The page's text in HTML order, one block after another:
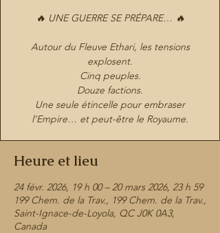
🔥 UNE GUERRE SE PRÉPARE… 🔥
Autour du Fleuve Ethari, les tensions
explosent.
Cinq peuples.
Douze factions.
Une seule étincelle pour embraser
l’Empire… et peut-être le Royaume.
Heure et lieu
24 févr. 2026, 19 h 00 – 20 mars 2026, 23 h 59
199 Chem. de la Trav., 199 Chem. de la Trav.,
Saint-Ignace-de-Loyola, QC J0K 0A3,
Canada